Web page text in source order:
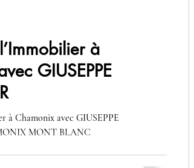
à
GIUSEPPE
à Chamonix avec GIUSEPPE
MONT BLANC